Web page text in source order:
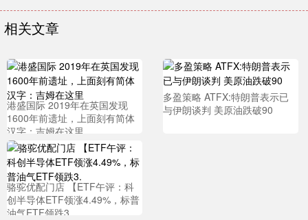
相关文章
港盛国际 2019年在英国发现
1600年前遗址，上面刻有简体
汉字：吉姆在这里
多盈策略 ATFX:特朗普表示已
与伊朗谈判 美原油跌破90
骆驼优配门店 【ETF午评：科
创半导体ETF领涨4.49%，标普
油气ETF领跌3.